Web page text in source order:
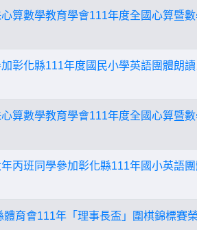
算數學教育學會111年度全國心算暨
彰化縣111年度國民小學英語團體朗
算數學教育學會111年度全國心算暨
丙班同學參加彰化縣111年國小英語
育會111年「理事長盃」圍棋錦標賽